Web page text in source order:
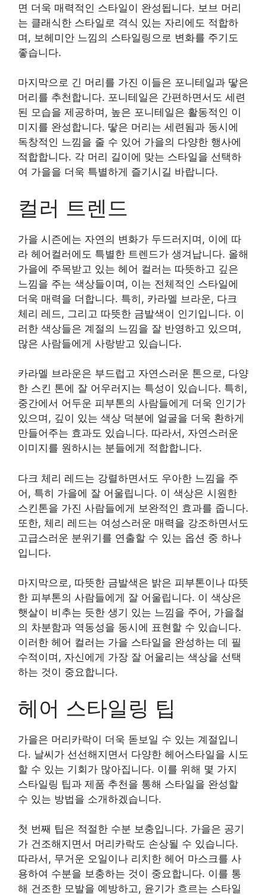
면 더욱 매력적인 스타일이 완성됩니다. 보브 머리
는 클래식한 스타일로 격식 있는 자리에도 적합하
며, 보헤미안 느낌의 스타일링으로 변화를 주기도
좋습니다.
마지막으로 긴 머리를 가진 이들은 포니테일과 땋은
머리를 추천합니다. 포니테일은 간편하면서도 세련
된 모습을 제공하며, 높은 포니테일은 활동적인 이
미지를 완성합니다. 땋은 머리는 세련됨과 동시에
독창적인 느낌을 줄 수 있어 가을의 다양한 행사에
적합합니다. 각 머리 길이에 맞는 스타일을 선택하
여 가을을 더욱 특별하게 즐기시길 바랍니다.
컬러 트렌드
가을 시즌에는 자연의 변화가 두드러지며, 이에 따
라 헤어컬러에도 특별한 트렌드가 생겨납니다. 올해
가을에 주목받고 있는 헤어 컬러는 따뜻하고 깊은
느낌을 주는 색상들이며, 이는 전체적인 스타일에
더욱 매력을 더합니다. 특히, 카라멜 브라운, 다크
체리 레드, 그리고 따뜻한 금발색이 인기입니다. 이
러한 색상들은 계절의 느낌을 잘 반영하고 있으며,
많은 사람들에게 사랑받고 있습니다.
카라멜 브라운은 부드럽고 자연스러운 톤으로, 다양
한 스킨 톤에 잘 어우러지는 특성이 있습니다. 특히,
중간에서 어두운 피부톤의 사람들에게 더욱 인기가
있으며, 깊이 있는 색상 덕분에 얼굴을 더욱 환하게
만들어주는 효과도 있습니다. 따라서, 자연스러운
이미지를 원하시는 분들에게 적합합니다.
다크 체리 레드는 강렬하면서도 우아한 느낌을 주
어, 특히 가을에 잘 어울립니다. 이 색상은 시원한
스킨톤을 가진 사람들에게 보완적인 효과를 줍니다.
또한, 체리 레드는 여성스러운 매력을 강조하면서도
고급스러운 분위기를 연출할 수 있는 옵션 중 하나
입니다.
마지막으로, 따뜻한 금발색은 밝은 피부톤이나 따뜻
한 피부톤의 사람들에게 잘 어울립니다. 이 색상은
햇살이 비추는 듯한 생기 있는 느낌을 주어, 가을철
의 차분함과 역동성을 동시에 표현할 수 있습니다.
이러한 헤어 컬러는 가을 스타일을 완성하는 데 필
수적이며, 자신에게 가장 잘 어울리는 색상을 선택
하는 것이 중요합니다.
헤어 스타일링 팁
가을은 머리카락이 더욱 돋보일 수 있는 계절입니
다. 날씨가 선선해지면서 다양한 헤어스타일을 시도
할 수 있는 기회가 많아집니다. 이를 위해 몇 가지
스타일링 팁과 제품 추천을 통해 스타일을 완성할
수 있는 방법을 소개하겠습니다.
첫 번째 팁은 적절한 수분 보충입니다. 가을은 공기
가 건조해지면서 머리카락도 손상될 수 있습니다.
따라서, 무거운 오일이나 리치한 헤어 마스크를 사
용하여 수분을 보충하는 것이 중요합니다. 이를 통
해 건조한 모발을 예방하고, 윤기가 흐르는 스타일